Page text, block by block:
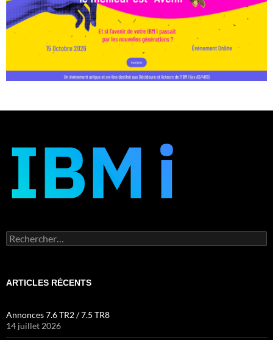
Rechercher :
ARTICLES RÉCENTS
Annonces 7.6 TR2 / 7.5 TR8
14 juillet 2026